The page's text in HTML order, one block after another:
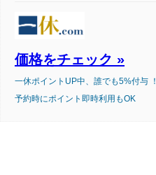
価格をチェック »
一休ポイントUP中、誰でも5%付与 ！
予約時にポイント即時利用もOK